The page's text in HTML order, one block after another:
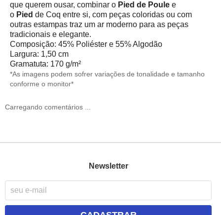
que querem ousar, combinar o Pied de Poule e
o Pied de Coq entre si, com peças coloridas ou com
outras estampas traz um ar moderno para as peças
tradicionais e elegante.
Composição: 45% Poliéster e 55% Algodão
Largura: 1,50 cm
Gramatuta: 170 g/m²
*As imagens podem sofrer variações de tonalidade e tamanho
conforme o monitor*
Carregando comentários ...
Newsletter